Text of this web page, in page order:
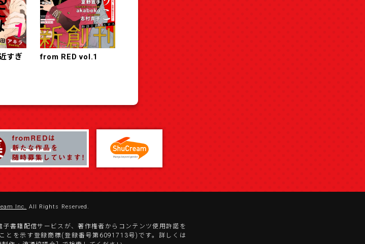
すぎ
from RED vol.1
Inc. All Rights Reserved.
書籍配信サービスが、著作権者からコンテンツ使用許諾を
とを示す登録商標(登録番号第6091713号)です。詳しくは